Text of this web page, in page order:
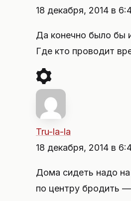
18 декабря, 2014 в
Да конечно было бы
Где кто проводит
Tru-la-la
18 декабря, 2014 в
Дома сидеть надо
по центру бродить